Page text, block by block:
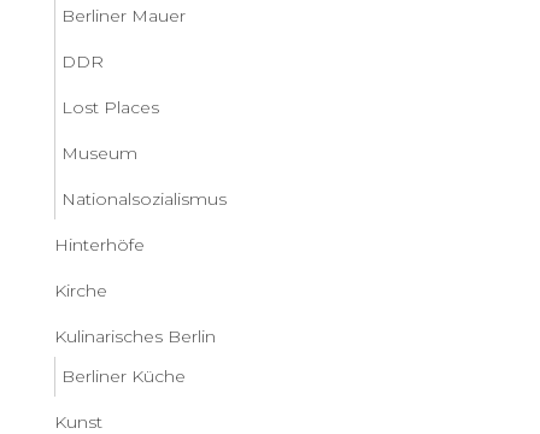
Berliner Mauer
DDR
Lost Places
Museum
Nationalsozialismus
Hinterhöfe
Kirche
Kulinarisches Berlin
Berliner Küche
Kunst